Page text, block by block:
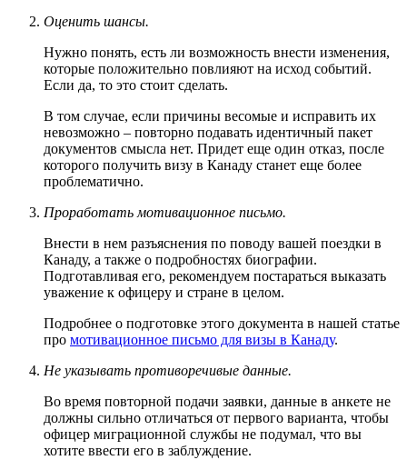
Оценить шансы.
Нужно понять, есть ли возможность внести изменения,
которые положительно повлияют на исход событий.
Если да, то это стоит сделать.
В том случае, если причины весомые и исправить их
невозможно – повторно подавать идентичный пакет
документов смысла нет. Придет еще один отказ, после
которого получить визу в Канаду станет еще более
проблематично.
Проработать мотивационное письмо.
Внести в нем разъяснения по поводу вашей поездки в
Канаду, а также о подробностях биографии.
Подготавливая его, рекомендуем постараться выказать
уважение к офицеру и стране в целом.
Подробнее о подготовке этого документа в нашей статье
про мотивационное письмо для визы в Канаду.
Не указывать противоречивые данные.
Во время повторной подачи заявки, данные в анкете не
должны сильно отличаться от первого варианта, чтобы
офицер миграционной службы не подумал, что вы
хотите ввести его в заблуждение.